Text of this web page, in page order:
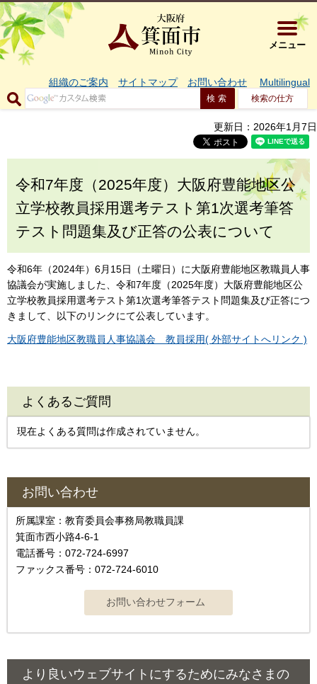
大阪府箕
メニュー
組織のご案内 サイトマップ お問い合わせ Multilingual
検索の仕方
更新日：2026年1月7日
令和7年度（2025年度）大阪府豊能地区公
立学校教員採用選考テスト第1次選考筆答
テスト問題集及び正答の公表について
令和6年（2024年）6月15日（土曜日）に大阪府豊能地区教職員人事
協議会が実施しました、令和7年度（2025年度）大阪府豊能地区公
立学校教員採用選考テスト第1次選考筆答テスト問題集及び正答につ
きまして、以下のリンクにて公表しています。
大阪府豊能地区教職員人事協議会＿教員採用( 外部サイトへリンク )
よくあるご質問
現在よくある質問は作成されていません。
お問い合わせ
所属課室：教育委員会事務局教職員課
箕面市西小路4-6-1
電話番号：072-724-6997
ファックス番号：072-724-6010
より良いウェブサイトにするためにみなさまの